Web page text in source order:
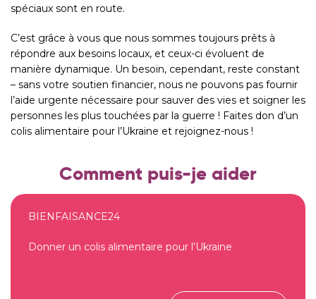
spéciaux sont en route.
C’est grâce à vous que nous sommes toujours prêts à
répondre aux besoins locaux, et ceux-ci évoluent de
manière dynamique. Un besoin, cependant, reste constant
– sans votre soutien financier, nous ne pouvons pas fournir
l’aide urgente nécessaire pour sauver des vies et soigner les
personnes les plus touchées par la guerre ! Faites don d’un
colis alimentaire pour l’Ukraine et rejoignez-nous !
Comment puis-je aider
BIENFAISANCE24
Donner un colis alimentaire pour l’Ukraine